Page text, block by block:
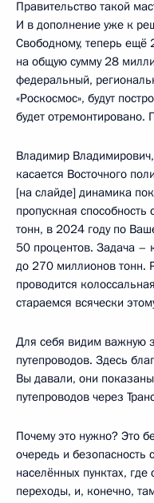
Правительство такой
И в дополнение уже к
Свободному, теперь ещё
на общую сумму 28
федеральный,
«Роскосмос», будут
будет отремонтировано.
Владимир
касается Восточного
[на слайде] динамика
пропускная
тонн, в 2024 году по
50 процентов. Задача –
до 270 миллионов тонн.
проводится
стараемся всячески
Для себя видим важную
путепроводов. Здесь
Вы давали, они
путепроводов через
Почему это нужно? Это
очередь и безопасность
населённых пунктах,
переходы, и, конечно,